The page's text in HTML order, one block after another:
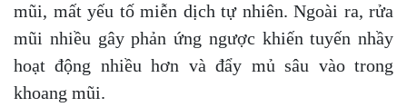
mũi, mất yếu tố miễn dịch tự nhiên. Ngoài ra, rửa
mũi nhiều gây phản ứng ngược khiến tuyến nhầy
hoạt động nhiều hơn và đẩy mủ sâu vào trong
khoang mũi.